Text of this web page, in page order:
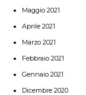
Maggio 2021
Aprile 2021
Marzo 2021
Febbraio 2021
Gennaio 2021
Dicembre 2020